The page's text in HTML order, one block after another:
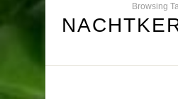
Browsing